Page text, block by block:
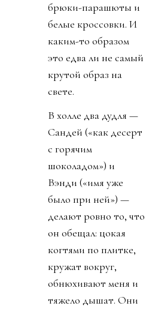
брюки-парашюты и
белые кроссовки. И
каким-то образом
это едва ли не самый
крутой образ на
свете.
В холле два дудля —
Сандей («как десерт
с горячим
шоколадом») и
Вэнди («имя уже
было при ней») —
делают ровно то, что
он обещал: цокая
когтями по плитке,
кружат вокруг,
обнюхивают меня и
тяжело дышат. Они